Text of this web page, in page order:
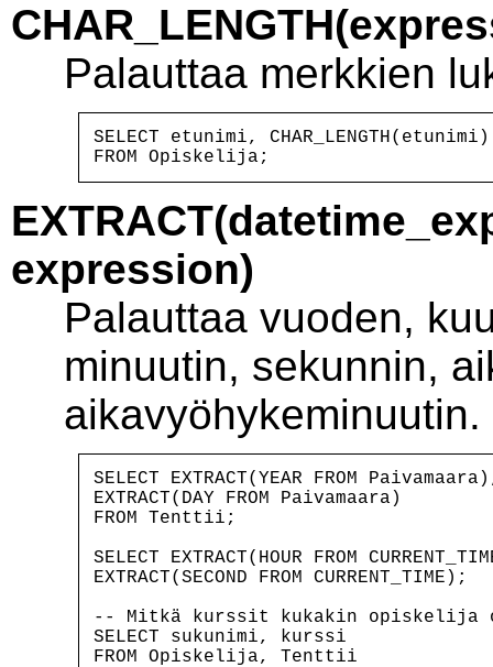
Palauttaa merkkien
SELECT etunimi, CHAR_LENGTH(etunimi)
expression)
Palauttaa vuoden,
minuutin, sekunnin,
aikavyöhykeminuutin.
SELECT EXTRACT(YEAR FROM
EXTRACT(DAY FROM Paivamaara)
FROM Tenttii;
SELECT EXTRACT(HOUR FROM
EXTRACT(SECOND FROM CURRENT_TIME);
-- Mitkä kurssit kukakin opiskelija
SELECT sukunimi, kurssi
FROM Opiskelija, Tenttii